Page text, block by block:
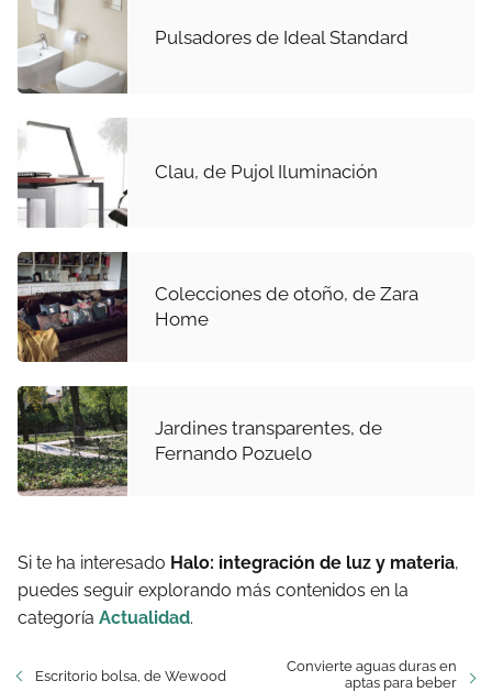
Pulsadores de Ideal Standard
Clau, de Pujol Iluminación
Colecciones de otoño, de Zara
Home
Jardines transparentes, de
Fernando Pozuelo
Si te ha interesado Halo: integración de luz y materia,
puedes seguir explorando más contenidos en la
categoría Actualidad.
Escritorio bolsa, de Wewood
Convierte aguas duras en
aptas para beber